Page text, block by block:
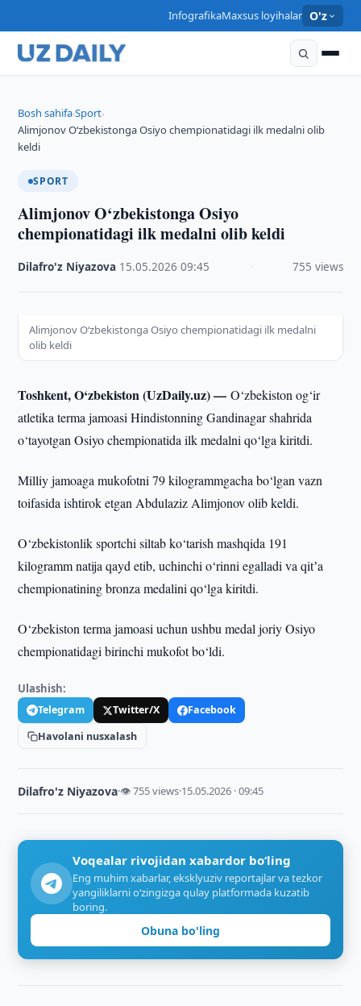
InfografikaMaxsus loyihalar O'z
Bosh sahifa›Sport›
Alimjonov O‘zbekistonga Osiyo chempionatidagi ilk medalni olib
keldi
SPORT
Alimjonov O‘zbekistonga Osiyo
chempionatidagi ilk medalni olib keldi
Dilafro'z Niyazova 15.05.2026 ·09:45 755 views
Alimjonov O‘zbekistonga Osiyo chempionatidagi ilk medalni
olib keldi
Toshkent, O‘zbekiston (UzDaily.uz) —O‘zbekiston og‘ir
atletika terma jamoasi Hindistonning Gandinagar shahrida
o‘tayotgan Osiyo chempionatida ilk medalni qo‘lga kiritdi.
Milliy jamoaga mukofotni 79 kilogrammgacha bo‘lgan vazn
toifasida ishtirok etgan Abdulaziz Alimjonov olib keldi.
O‘zbekistonlik sportchi siltab ko‘tarish mashqida 191
kilogramm natija qayd etib, uchinchi o‘rinni egalladi va qitʼa
chempionatining bronza medalini qo‘lga kiritdi.
O‘zbekiston terma jamoasi uchun ushbu medal joriy Osiyo
chempionatidagi birinchi mukofot bo‘ldi.
Ulashish:
Telegram Twitter/X
Facebook
Havolani nusxalash
Dilafro'z Niyazova·👁 755 views·15.05.2026 · 09:45
Voqealar rivojidan xabardor bo‘ling
Eng muhim xabarlar, eksklyuziv reportajlar va tezkor
yangiliklarni o‘zingizga qulay platformada kuzatib
boring.
Obuna bo'ling